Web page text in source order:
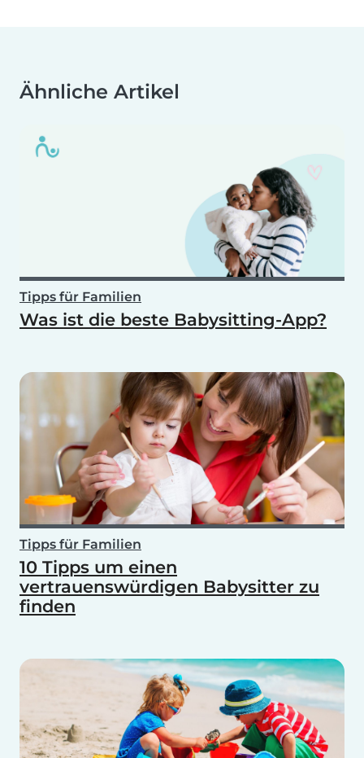
Ähnliche Artikel
Tipps für Familien
Was ist die beste Babysitting-App?
Tipps für Familien
10 Tipps um einen
vertrauenswürdigen Babysitter zu
finden